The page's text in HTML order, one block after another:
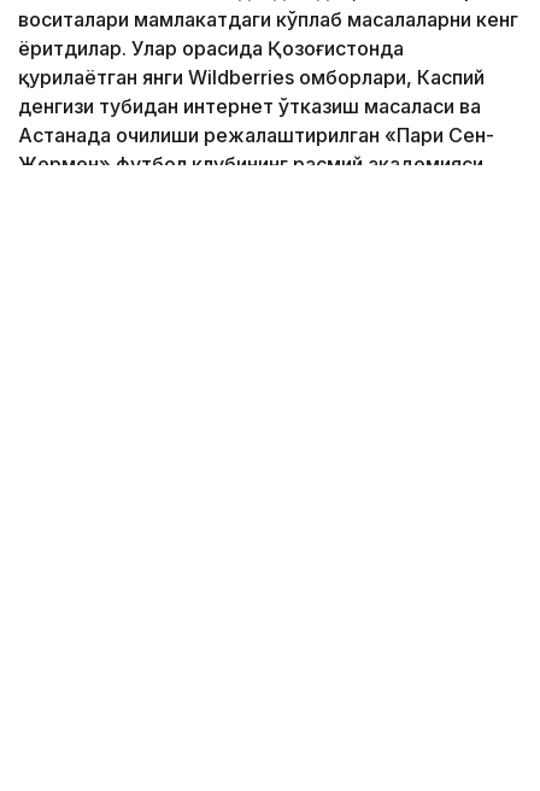
воситалари мамлакатдаги кўплаб масалаларни кенг
ёритдилар. Улар орасида Қозоғистонда
қурилаётган янги Wildberries омборлари, Каспий
денгизи тубидан интернет ўтказиш масаласи ва
Астанада очилиши режалаштирилган «Пари Сен-
Жермен» футбол клубининг расмий академияси